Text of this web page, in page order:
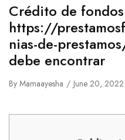
Crédito de
https://
nias-de-
debe encontrar
By Mamaayesha June 20, 2022